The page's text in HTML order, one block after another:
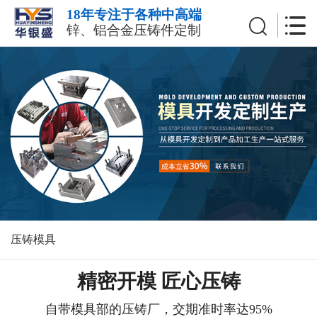
18年专注于各种中高端
锌、铝合金压铸件定制
压铸模具
精密开模 匠心压铸
自带模具部的压铸厂，交期准时率达95%